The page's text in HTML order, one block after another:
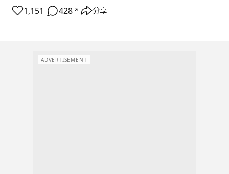
1,151 428 ↗ 分享
ADVERTISEMENT